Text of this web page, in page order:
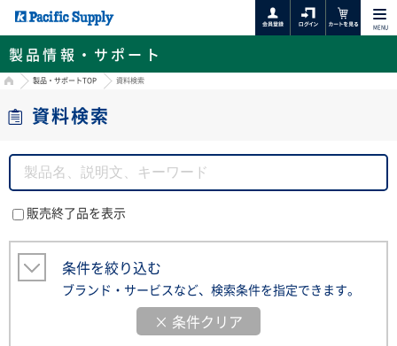
MENU
製品情報・サポート
HOME製品・サポートTOP 資料検索
資料検索
販売終了品を表示
条件を絞り込む
ブランド・サービスなど、検索条件を指定できます。
× 条件クリア